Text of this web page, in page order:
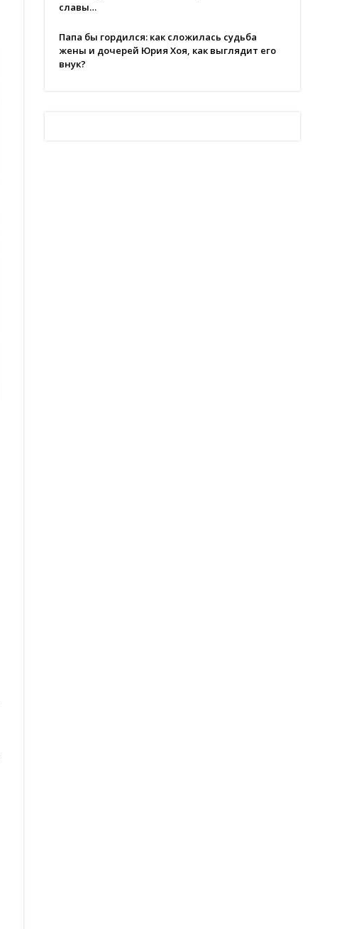
славы…
Папа бы гордился: как сложилась судьба
жены и дочерей Юрия Хоя, как выглядит его
внук?